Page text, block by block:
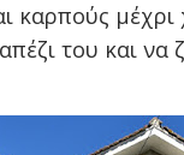
καρπούς μέχρι
του και να